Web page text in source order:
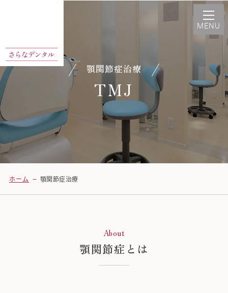
顎関節症治療
TMJ
ホーム – 顎関節症治療
About
顎関節症とは